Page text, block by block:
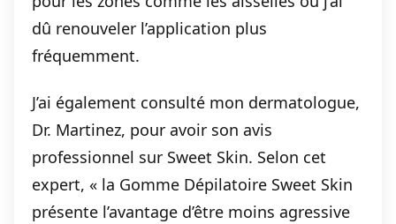
dû renouveler l’application plus
fréquemment.
J’ai également consulté mon dermatologue,
Dr. Martinez, pour avoir son avis
professionnel sur Sweet Skin. Selon cet
expert, « la Gomme Dépilatoire Sweet Skin
présente l’avantage d’être moins agressive